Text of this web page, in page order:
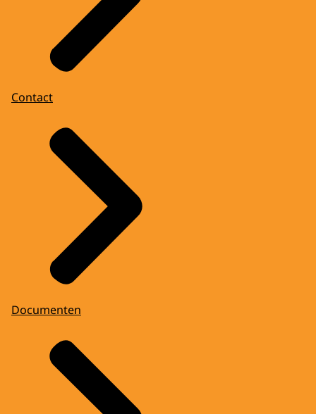
Contact
Documenten